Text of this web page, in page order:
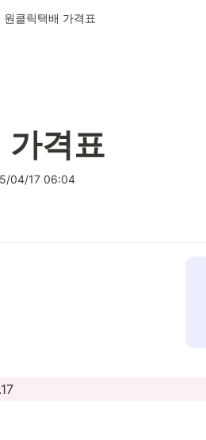
원클릭택배 가격표
가격표
04/17 06:04